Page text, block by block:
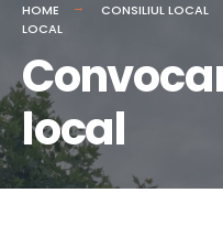
HOME CONSILIUL LOCAL
LOCAL
local